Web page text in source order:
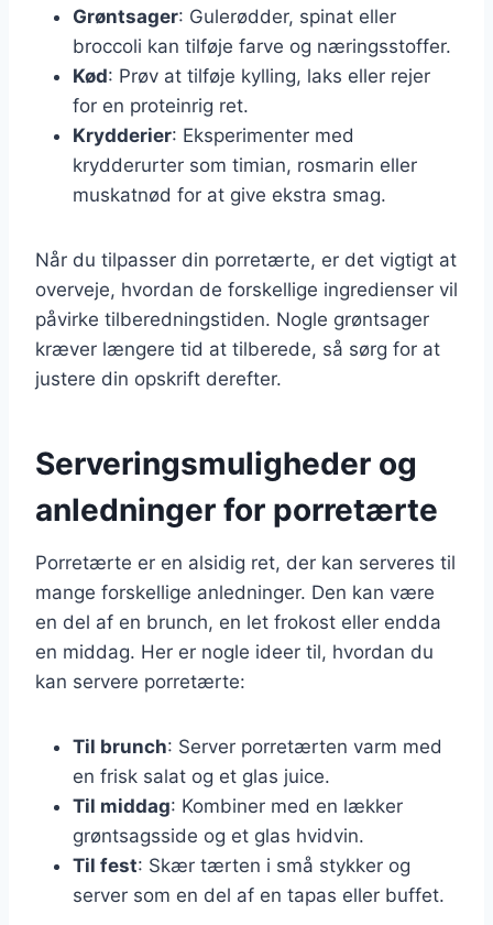
Grøntsager: Gulerødder, spinat eller
broccoli kan tilføje farve og næringsstoffer.
Kød: Prøv at tilføje kylling, laks eller rejer
for en proteinrig ret.
Krydderier: Eksperimenter med
krydderurter som timian, rosmarin eller
muskatnød for at give ekstra smag.
Når du tilpasser din porretærte, er det vigtigt at
overveje, hvordan de forskellige ingredienser vil
påvirke tilberedningstiden. Nogle grøntsager
kræver længere tid at tilberede, så sørg for at
justere din opskrift derefter.
Serveringsmuligheder og
anledninger for porretærte
Porretærte er en alsidig ret, der kan serveres til
mange forskellige anledninger. Den kan være
en del af en brunch, en let frokost eller endda
en middag. Her er nogle ideer til, hvordan du
kan servere porretærte:
Til brunch: Server porretærten varm med
en frisk salat og et glas juice.
Til middag: Kombiner med en lækker
grøntsagsside og et glas hvidvin.
Til fest: Skær tærten i små stykker og
server som en del af en tapas eller buffet.